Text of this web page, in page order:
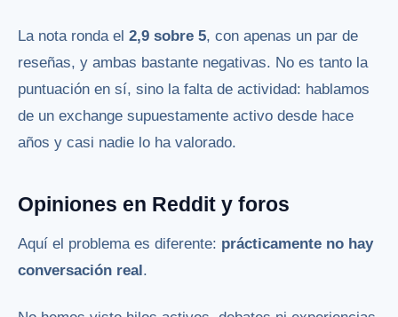
La nota ronda el 2,9 sobre 5, con apenas un par de
reseñas, y ambas bastante negativas. No es tanto la
puntuación en sí, sino la falta de actividad: hablamos
de un exchange supuestamente activo desde hace
años y casi nadie lo ha valorado.
Opiniones en Reddit y foros
Aquí el problema es diferente: prácticamente no hay
conversación real .